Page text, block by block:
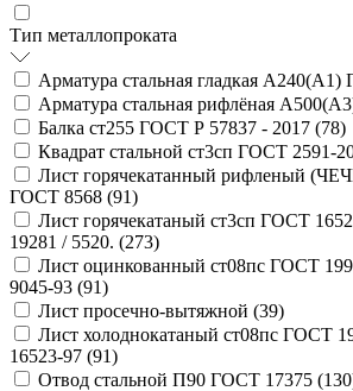
Тип металлопроката
Арматура стальная гладкая
Арматура стальная рифлёная
Балка ст255 ГОСТ Р 57837 - 2017 (78)
Квадрат стальной ст3сп ГОСТ 2591-
Лист горячекатанный рифленый
ГОСТ 8568 (91)
Лист горячекатаный ст3сп ГОСТ
19281 / 5520. (273)
Лист оцинкованный ст08пс ГОСТ
9045-93 (91)
Лист просечно-вытяжной (39)
Лист холоднокатаный ст08пс ГОСТ
16523-97 (91)
Отвод стальной П90 ГОСТ 17375 (130